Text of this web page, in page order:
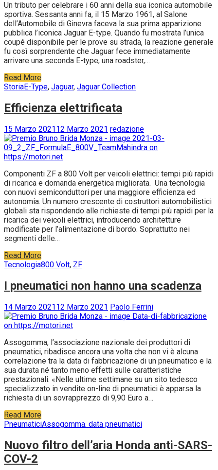
Un tributo per celebrare i 60 anni della sua iconica automobile
sportiva. Sessanta anni fa, il 15 Marzo 1961, al Salone
dell’Automobile di Ginevra faceva la sua prima apparizione
pubblica l’iconica Jaguar E-type. Quando fu mostrata l’unica
coupé disponibile per le prove su strada, la reazione generale
fu così sorprendente che Jaguar fece immediatamente
arrivare una seconda E-type, una roadster,…
Read More
StoriaE-Type, Jaguar, Jaguar Collection
Efficienza elettrificata
15 Marzo 202112 Marzo 2021 redazione
Componenti ZF a 800 Volt per veicoli elettrici: tempi più rapidi
di ricarica e domanda energetica migliorata. Una tecnologia
con nuovi semiconduttori per una maggiore efficienza ed
autonomia. Un numero crescente di costruttori automobilistici
globali sta rispondendo alle richieste di tempi più rapidi per la
ricarica dei veicoli elettrici, introducendo architetture
modificate per l’alimentazione di bordo. Soprattutto nei
segmenti delle…
Read More
Tecnologia800 Volt, ZF
I pneumatici non hanno una scadenza
14 Marzo 202112 Marzo 2021 Paolo Ferrini
Assogomma, l’associazione nazionale dei produttori di
pneumatici, ribadisce ancora una volta che non vi è alcuna
correlazione tra la data di fabbricazione di un pneumatico e la
sua durata né tanto meno effetti sulle caratteristiche
prestazionali. «Nelle ultime settimane su un sito tedesco
specializzato in vendite on-line di pneumatici è apparsa la
richiesta di un sovrapprezzo di 9,90 Euro a…
Read More
PneumaticiAssogomma. data pneumatici
Nuovo filtro dell’aria Honda anti-SARS-
COV-2